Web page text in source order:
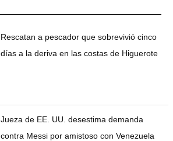
Rescatan a pescador que sobrevivió cinco
días a la deriva en las costas de Higuerote
Jueza de EE. UU. desestima demanda
contra Messi por amistoso con Venezuela